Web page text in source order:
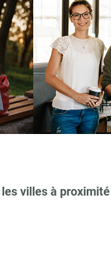
villes à proximité